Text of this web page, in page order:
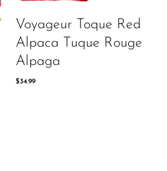
Voyageur Toque Red
Alpaca Tuque Rouge
Alpaga
$34.99